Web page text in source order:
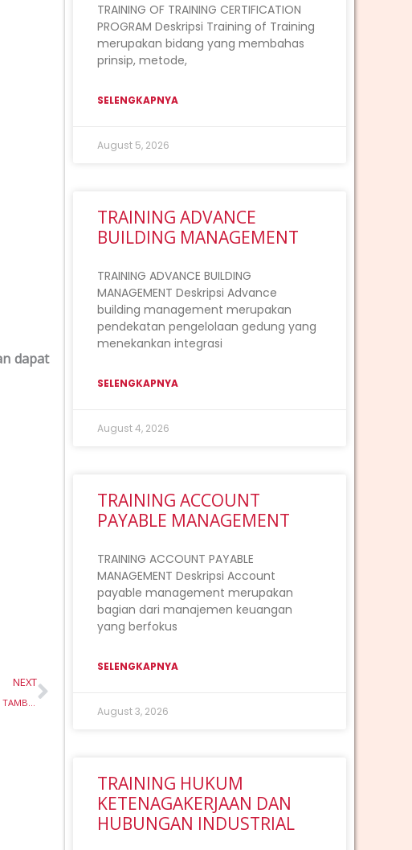
dapat
NEXT
TRAINING EVALUASI TEKNOLOGI KONTROL KUALITAS UDARA DI TAMBANG
Next
TRAINING OF TRAINING CERTIFICATION
PROGRAM Deskripsi Training of Training
merupakan bidang yang membahas
prinsip, metode,
SELENGKAPNYA
August 5, 2026
TRAINING ADVANCE
BUILDING MANAGEMENT
TRAINING ADVANCE BUILDING
MANAGEMENT Deskripsi Advance
building management merupakan
pendekatan pengelolaan gedung yang
menekankan integrasi
SELENGKAPNYA
August 4, 2026
TRAINING ACCOUNT
PAYABLE MANAGEMENT
TRAINING ACCOUNT PAYABLE
MANAGEMENT Deskripsi Account
payable management merupakan
bagian dari manajemen keuangan
yang berfokus
SELENGKAPNYA
August 3, 2026
TRAINING HUKUM
KETENAGAKERJAAN DAN
HUBUNGAN INDUSTRIAL